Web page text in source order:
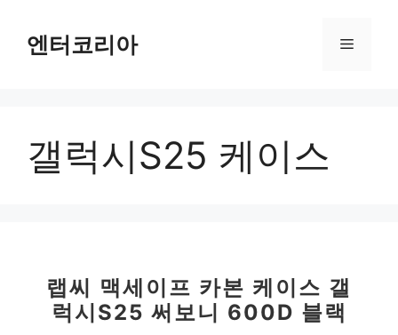
엔터코리아 메
갤럭시S25 케이스
랩씨 맥세이프 카본 케이스 갤
럭시S25 써보니 600D 블랙